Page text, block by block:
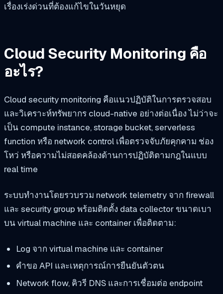
เรื่องเร่งด่วนที่ต้องแก้ไขในวันหยุด
Cloud Security Monitoring คือ
อะไร?
Cloud security monitoring คือแนวปฏิบัติในการตรวจสอบ
และวิเคราะห์ทรัพยากร cloud-native อย่างต่อเนื่อง ไม่ว่าจะ
เป็น compute instance, storage bucket, serverless
function หรือ network control เพื่อตรวจจับภัยคุกคาม ช่อง
โหว่ หรือความไม่สอดคล้องด้านการปฏิบัติตามกฎในแบบ
real time
ระบบทำงานโดยรวบรวม network telemetry จาก firewall
และ security group พร้อมติดตั้ง data collector ขนาดเบา
บน virtual machine และ container เพื่อติดตาม:
Log จาก virtual machine และ container
คำขอ API และเหตุการณ์การยืนยันตัวตน
Network flow, คิวรี DNS และการเชื่อมต่อ endpoint